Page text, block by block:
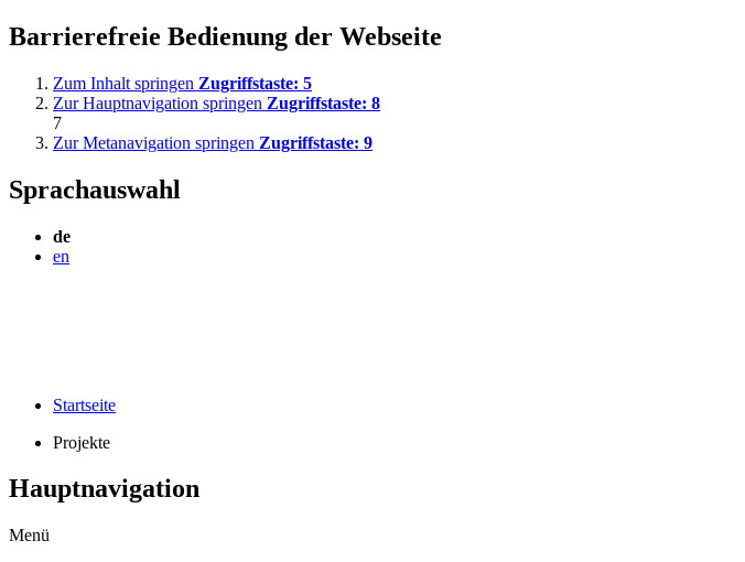
Barrierefreie Bedienung der Webseite
Zum Inhalt springen Zugriffstaste: 5
Zur Hauptnavigation springen Zugriffstaste: 8
7
Zur Metanavigation springen Zugriffstaste: 9
Sprachauswahl
de
en
Startseite
Projekte
Hauptnavigation
Menü